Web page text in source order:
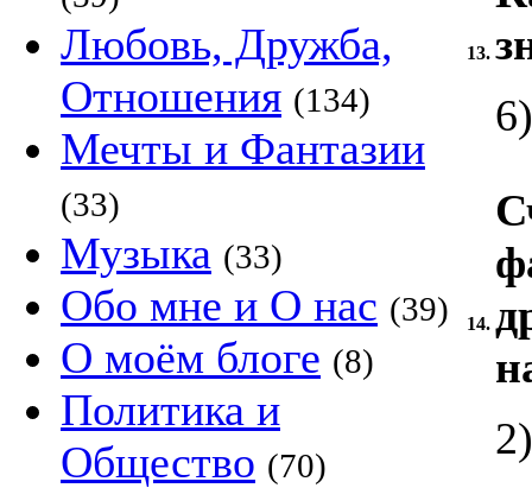
Любовь, Дружба,
Отношения (134)
Мечты и Фантазии
(33)
Музыка (33)
Обо мне и О нас (39)
О моём блоге (8)
Политика и
Общество (70)
13.
14.